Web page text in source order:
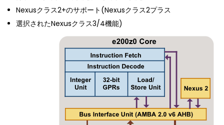
Nexusクラス2+のサポート(Nexusクラス2プラス
選択されたNexusクラス3/4機能)